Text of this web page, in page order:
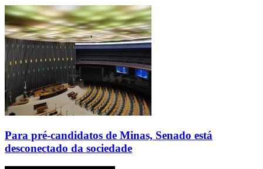
Para pré-candidatos de Minas, Senado está
desconectado da sociedade